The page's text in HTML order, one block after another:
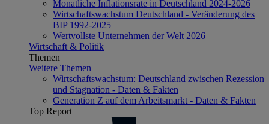
Monatliche Inflationsrate in Deutschland 2024-2026
Wirtschaftswachstum Deutschland - Veränderung des
BIP 1992-2025
Wertvollste Unternehmen der Welt 2026
Wirtschaft & Politik
Themen
Weitere Themen
Wirtschaftswachstum: Deutschland zwischen Rezession
und Stagnation - Daten & Fakten
Generation Z auf dem Arbeitsmarkt - Daten & Fakten
Top Report